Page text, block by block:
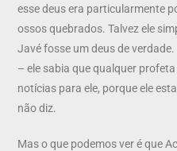
esse deus era particularmente
ossos quebrados. Talvez ele
Javé fosse um deus de
– ele sabia que qualquer
notícias para ele, porque ele
não diz.
Mas o que podemos ver é que